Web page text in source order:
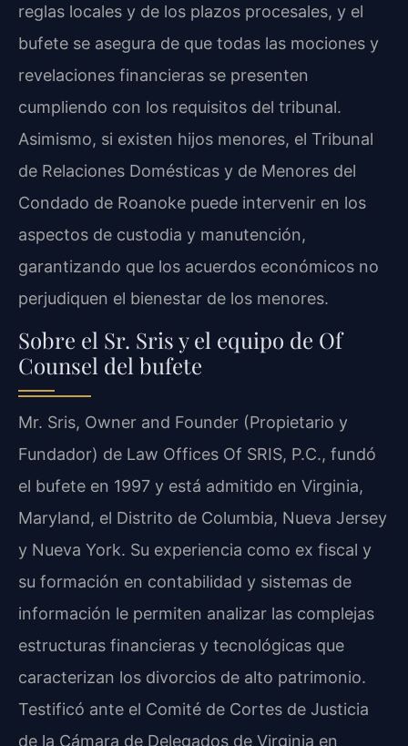
reglas locales y de los plazos procesales, y el
bufete se asegura de que todas las mociones y
revelaciones financieras se presenten
cumpliendo con los requisitos del tribunal.
Asimismo, si existen hijos menores, el Tribunal
de Relaciones Domésticas y de Menores del
Condado de Roanoke puede intervenir en los
aspectos de custodia y manutención,
garantizando que los acuerdos económicos no
perjudiquen el bienestar de los menores.
Sobre el Sr. Sris y el equipo de Of
Counsel del bufete
Mr. Sris, Owner and Founder (Propietario y
Fundador) de Law Offices Of SRIS, P.C., fundó
el bufete en 1997 y está admitido en Virginia,
Maryland, el Distrito de Columbia, Nueva Jersey
y Nueva York. Su experiencia como ex fiscal y
su formación en contabilidad y sistemas de
información le permiten analizar las complejas
estructuras financieras y tecnológicas que
caracterizan los divorcios de alto patrimonio.
Testificó ante el Comité de Cortes de Justicia
de la Cámara de Delegados de Virginia en